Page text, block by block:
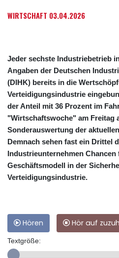
WIRTSCHAFT 03.04.2026
Jeder sechste Industriebetrieb
Angaben der Deutschen
(DIHK) bereits in die
Verteidigungsindustrie
der Anteil mit 36 Prozent im
"Wirtschaftswoche" am Freitag
Sonderauswertung der
Demnach sehen fast ein Drittel
Industrieunternehmen Chancen
Geschäftsmodell in der
Verteidigungsindustrie.
Hören Hör auf
Textgröße: